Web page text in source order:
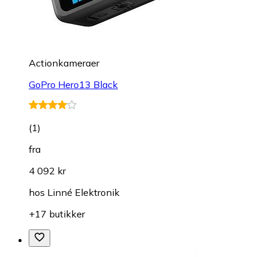
Actionkameraer
GoPro Hero13 Black
(1)
fra
4 092 kr
hos Linné Elektronik
+17 butikker